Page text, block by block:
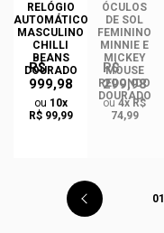
RELÓGIO
AUTOMÁTICO
MASCULINO
CHILLI
BEANS
DOURADO
R$
999,98
ou 10x
R$ 99,99
ÓCULOS
DE SOL
FEMININO
MINNIE E
MICKEY
MOUSE
REDONDO
DOURADO
R$
299,98
ou4x R$
74,99
01